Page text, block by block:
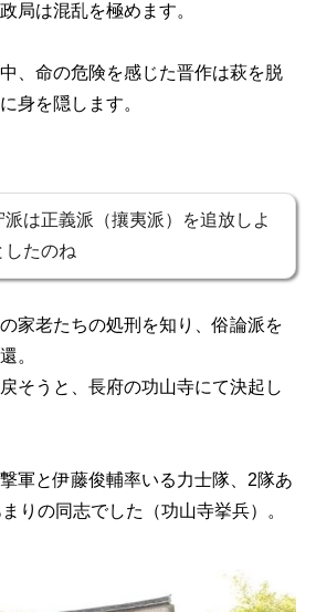
局は混乱を極めます。
、命の危険を感じた晋作は萩を脱
身を隠します。
派は正義派（攘夷派）を追放しよ
したのね
家老たちの処刑を知り、俗論派を
。
そうと、長府の功山寺にて決起し
軍と伊藤俊輔率いる力士隊、2隊あ
りの同志でした （功山寺挙兵）。